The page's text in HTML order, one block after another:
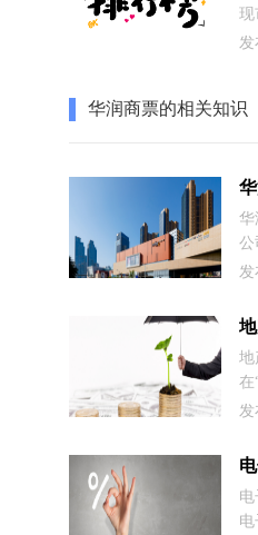
现
发
华润商票的相关知识
华
公
发
地
在
发